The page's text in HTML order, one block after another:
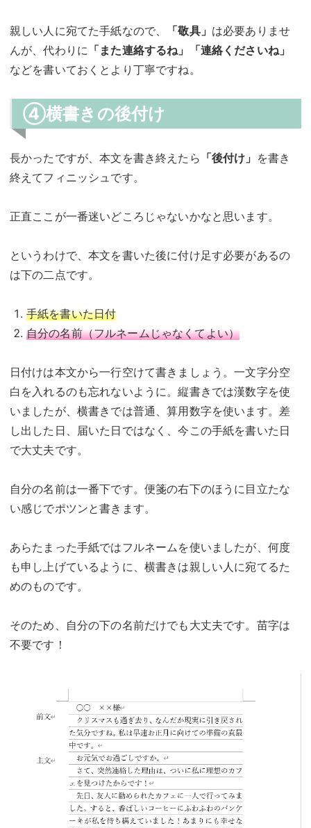
親しい人に宛てた手紙なので、 「敬具」 は必要ありませ
んが、代わりに 「また連絡するね」「連絡くださいね」
などを書いておくとより丁寧ですね。
④横書きの後付け
長かったですが、本文を書き終えたら 「後付け」 を書き
終えてフィニッシュです。
正直ここが一番迷いどころじゃないかなと思います。
というわけで、本文を書いた後に付け足す必要があるの
は下の二点です。
手紙を書いた日付
自分の名前（フルネームじゃなくてよい）
日付けは本文から一行空けて書きましょう。一文字分空
白を入れるのも忘れないように。縦書きでは漢数字を使
いましたが、横書きでは普通、算用数字を使います。差
し出した日、届いた日ではなく、今この手紙を書いた日
で大丈夫です。
自分の名前は一番下です。便箋の右下のほうに目立たな
い感じでポツンと書きます。
あらたまった手紙ではフルネームを使いましたが、何度
も申し上げているように、横書きは親しい人に宛てるた
めのものです。
そのため、自分の下の名前だけでも大丈夫です。苗字は
不要です！